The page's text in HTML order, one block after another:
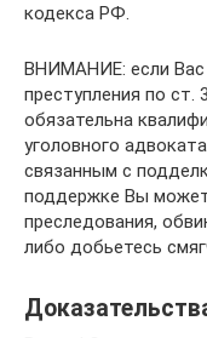
кодекса РФ.
ВНИМАНИЕ: если Вас
преступления по
обязательна
уголовного
связанным с
поддержке Вы
преследования,
либо добьетесь